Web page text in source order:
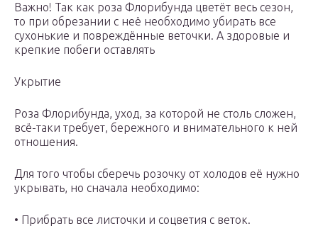
Важно! Так как роза Флорибунда цветёт весь сезон,
то при обрезании с неё необходимо убирать все
сухонькие и повреждённые веточки. А здоровые и
крепкие побеги оставлять
Укрытие
Роза Флорибунда, уход, за которой не столь сложен,
всё-таки требует, бережного и внимательного к ней
отношения.
Для того чтобы сберечь розочку от холодов её нужно
укрывать, но сначала необходимо:
• Прибрать все листочки и соцветия с веток.